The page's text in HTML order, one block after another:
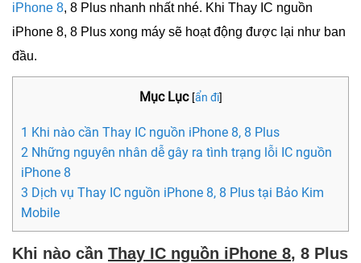
iPhone 8, 8 Plus nhanh nhất nhé. Khi Thay IC nguồn
iPhone 8, 8 Plus xong máy sẽ hoạt động được lại như ban
đầu.
Mục Lục [ẩn đi]
1 Khi nào cần Thay IC nguồn iPhone 8, 8 Plus
2 Những nguyên nhân dễ gây ra tình trạng lỗi IC nguồn
iPhone 8
3 Dịch vụ Thay IC nguồn iPhone 8, 8 Plus tại Bảo Kim
Mobile
Khi nào cần Thay IC nguồn iPhone 8, 8 Plus